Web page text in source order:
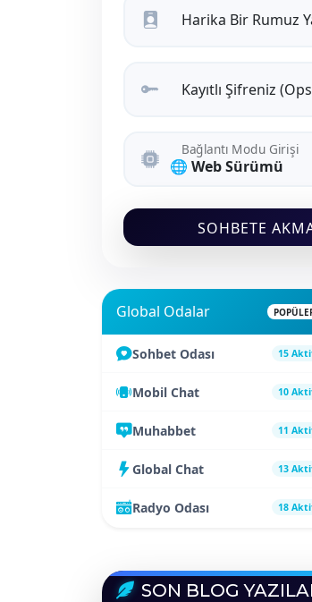
Harika Bir Rumuz
Kayıtlı Şifreniz
Bağlantı Modu Girişi
SOHBETE
Global Odalar
Sohbet Odası 15
Mobil Chat 10
Muhabbet 11
Global Chat 13
Radyo Odası 18
SON BLOG